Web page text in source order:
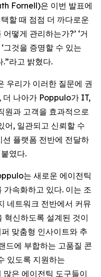
Fornell)은 이번 발표에
할 때 점점 더 까다로운
떻게 관리하는가?’ ‘거
그것을 증명할 수 있는
.”라고 밝혔다.
우리가 이러한 질문에 권
더 나아가 Poppulo가 IT,
원과 고객을 효과적으로
어, 일관되고 신뢰할 수
플랫폼 전반에 전달하
였다.
는 새로운 에이전틱
속화하고 있다. 이는 조
네트워크 전반에서 커뮤
혁신하도록 설계된 것이
맞춤형 인사이트와 추
드에 부합하는 고품질 콘
있도록 지원하는
많은 에이전틱 도구들이